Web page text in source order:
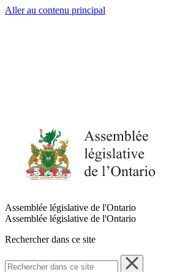
Aller au contenu principal
Assemblée législative de l'Ontario
Assemblée législative de l'Ontario
Rechercher dans ce site
Rechercher